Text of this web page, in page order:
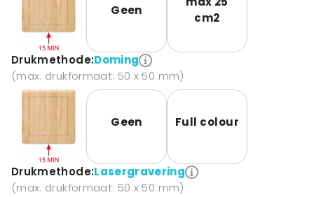
Geen
cm2
Drukmethode:Doming
(max. drukformaat: 50 x 50 mm)
Geen Full colour
Drukmethode:Lasergravering
(max. drukformaat: 50 x 50 mm)